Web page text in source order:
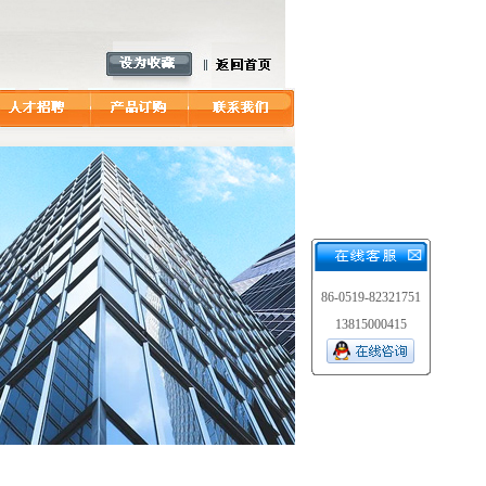
86-0519-82321751
13815000415